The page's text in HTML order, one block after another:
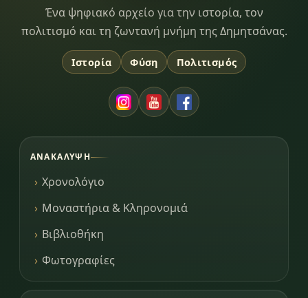
Dimitsana.gr
Ένα ψηφιακό αρχείο για την ιστορία, τον
πολιτισμό και τη ζωντανή μνήμη της Δημητσάνας.
Ιστορία Φύση Πολιτισμός
ΑΝΑΚΆΛΥΨΗ
Χρονολόγιο
Μοναστήρια & Κληρονομιά
Βιβλιοθήκη
Φωτογραφίες